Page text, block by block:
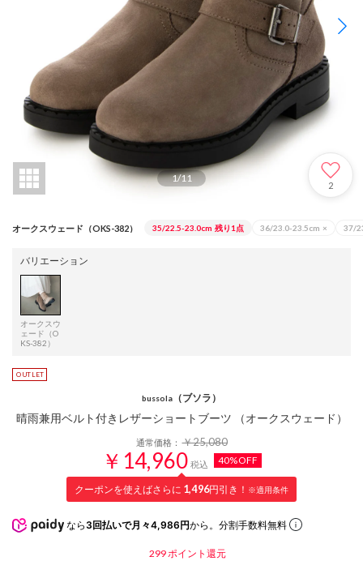
1/11
2
オークスウェード（OKS-382） 35/22.5-23.0cm 残り1点 36/23.0-23.5cm × 37/
バリエーション
オークスウ
ェード（O
KS-382）
bussola （ブソラ）
晴雨兼用ベルト付きレザーショートブーツ （オークスウェード）
通常価格：￥25,080
￥14,960 税込 40%OFF
クーポンを使えばさらに 1,496円引き！ ※適用条件
なら 3回払いで月々4,986円から。分割手数料無料
299 ポイント還元